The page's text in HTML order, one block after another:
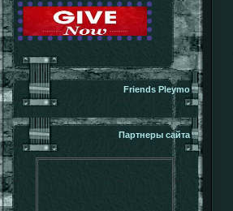
Friends Pleymo
Партнеры сайта